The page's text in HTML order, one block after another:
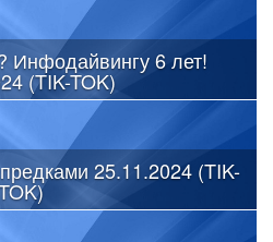
Инфодайвингу 6 лет!
(TIK-TOK)
25.11.2024 (TIK-